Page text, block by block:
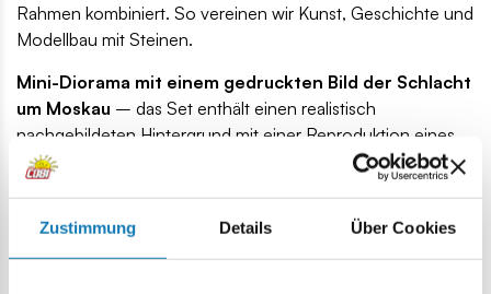
Zustimmung Details Über Cookies
Rahmen kombiniert. So vereinen wir Kunst, Geschichte und
Modellbau mit Steinen.
Mini-Diorama mit einem gedruckten Bild der Schlacht
um Moskau – das Set enthält einen realistisch
nachgebildeten Hintergrund mit einer Reproduktion eines
Gemäldes, das eine Szene aus der Schlacht von Borodino
darstellt. Es handelt sich um ein Gemälde von Louis-
François Lejeune, der als Adjutant von Marschall Berthier
direkt an dieser Schlacht teilnahm. Der Detailreichtum und
die Tatsache, dass das Werk von einem direkten